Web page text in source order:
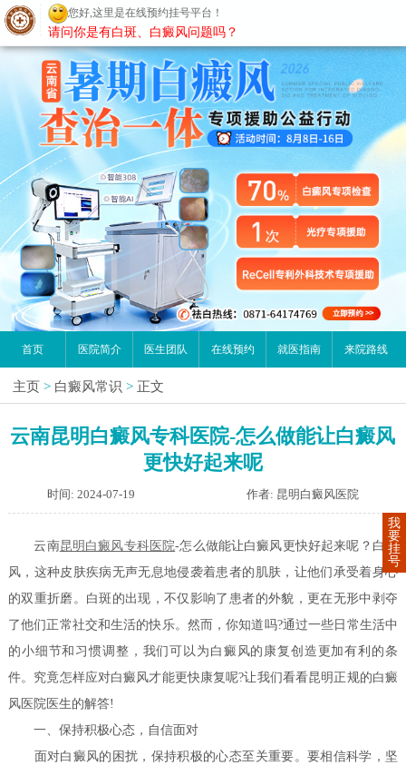
昆明白癜风医院
首页 医院简介 医生团队 在线预约 就医指南 来院路线
主页 > 白癜风常识 > 正文
云南昆明白癜风专科医院-怎么做能让白癜风
更快好起来呢
时间: 2024-07-19 作者: 昆明白癜风医院
云南昆明白癜风专科医院-怎么做能让白癜风更快好起来呢？白癜
风，这种皮肤疾病无声无息地侵袭着患者的肌肤，让他们承受着身心
的双重折磨。白斑的出现，不仅影响了患者的外貌，更在无形中剥夺
了他们正常社交和生活的快乐。然而，你知道吗?通过一些日常生活中
的小细节和习惯调整，我们可以为白癜风的康复创造更加有利的条
件。究竟怎样应对白癜风才能更快康复呢?让我们看看昆明正规的白癜
风医院医生的解答!
一、保持积极心态，自信面对
面对白癜风的困扰，保持积极的心态至关重要。要相信科学，坚
我
要
挂
号
您好,这里是在线预约挂号平台！
请问你是有白斑、白癜风问题吗？